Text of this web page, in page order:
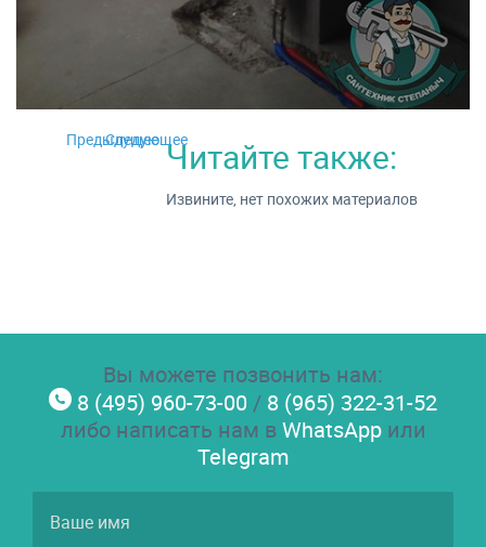
Предыдущее
СледующееЧитайте также:
Извините, нет похожих материалов
Вы можете позвонить нам:
8 (495) 960-73-00 / 8 (965) 322-31-52
либо написать нам вWhatsAppили
Telegram